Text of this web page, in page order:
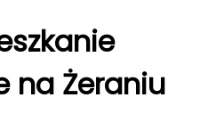
na Żeraniu